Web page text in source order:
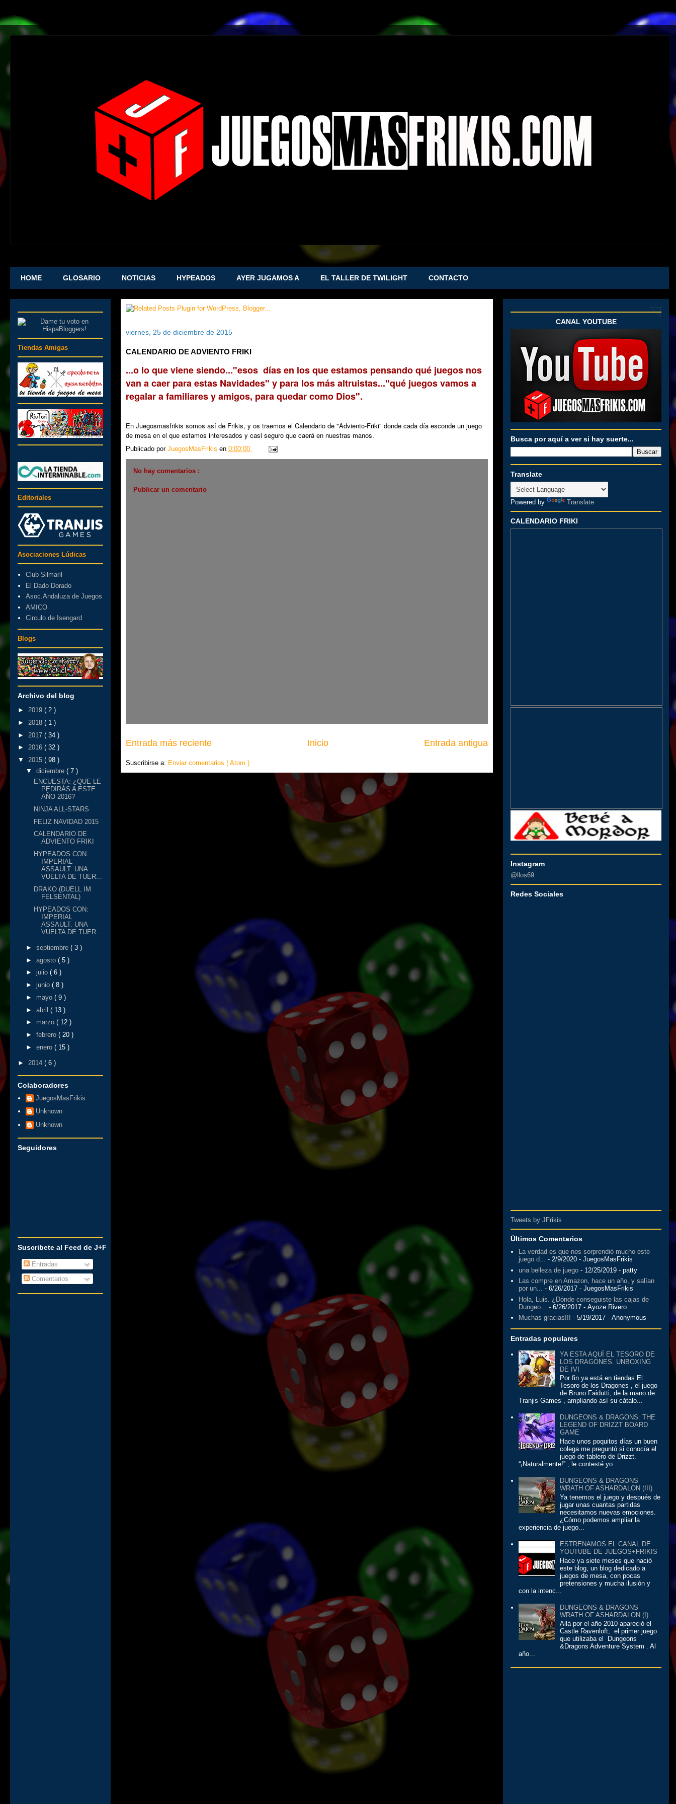
HOME GLOSARIO NOTICIAS HYPEADOS AYER JUGAMOS A EL TALLER DE TWILIGHT CONTACTO
viernes, 25 de diciembre de 2015
CALENDARIO DE ADVIENTO FRIKI
...o lo que viene siendo..."esos días en los que estamos pensando qué juegos nos
van a caer para estas Navidades" y para los más altruistas..."qué juegos vamos a
regalar a familiares y amigos, para quedar como Dios".
En Juegosmasfrikis somos así de Frikis, y os traemos el Calendario de "Adviento-Friki" donde cada día esconde un juego
de mesa en el que estamos interesados y casi seguro que caerá en nuestras manos.
Publicado por JuegosMasFrikis en 0:00:00
No hay comentarios :
Publicar un comentario
Entrada más reciente Entrada antigua
Inicio
Suscribirse a: Enviar comentarios ( Atom )
Tiendas Amigas
Editoriales
Asociaciones Lúdicas
Club Silmaril
El Dado Dorado
Asoc.Andaluza de Juegos
AMICO
Circulo de Isengard
Blogs
Archivo del blog
► 2019 ( 2 )
► 2018 ( 1 )
► 2017 ( 34 )
► 2016 ( 32 )
▼ 2015 ( 98 )
▼ diciembre ( 7 )
ENCUESTA: ¿QUE LE
PEDIRÁS A ESTE
AÑO 2016?
NINJA ALL-STARS
FELIZ NAVIDAD 2015
CALENDARIO DE
ADVIENTO FRIKI
HYPEADOS CON:
IMPERIAL
ASSAULT. UNA
VUELTA DE TUER...
DRAKO (DUELL IM
FELSENTAL)
HYPEADOS CON:
IMPERIAL
ASSAULT. UNA
VUELTA DE TUER...
► septiembre ( 3 )
► agosto ( 5 )
► julio ( 6 )
► junio ( 8 )
► mayo ( 9 )
► abril ( 13 )
► marzo ( 12 )
► febrero ( 20 )
► enero ( 15 )
► 2014 ( 6 )
Colaboradores
JuegosMasFrikis
Unknown
Unknown
Seguidores
Suscribete al Feed de J+F
Entradas
Comentarios
CANAL YOUTUBE
Busca por aquí a ver si hay suerte...
Translate
Powered by Translate
CALENDARIO FRIKI
Instagram
@llos69
Redes Sociales
Tweets by JFrikis
Últimos Comentarios
La verdad es que nos sorprendió mucho este
juego d... - 2/9/2020 - JuegosMasFrikis
una belleza de juego - 12/25/2019 - patty
Las compre en Amazon, hace un año, y salían
por un... - 6/26/2017 - JuegosMasFrikis
Hola, Luis. ¿Dónde conseguiste las cajas de
Dungeo...
- 6/26/2017 - Ayoze Rivero
Muchas gracias!!! - 5/19/2017 - Anonymous
Entradas populares
YA ESTA AQUÍ EL TESORO DE
LOS DRAGONES. UNBOXING
DE IVI
Por fin ya está en tiendas El
Tesoro de los Dragones , el juego
de Bruno Faidutti, de la mano de
Tranjis Games , ampliando así su cátalo...
DUNGEONS & DRAGONS: THE
LEGEND OF DRIZZT BOARD
GAME
Hace unos poquitos días un buen
colega me preguntó si conocía el
juego de tablero de Drizzt.
“¡Naturalmente!” , le contesté yo
DUNGEONS & DRAGONS
WRATH OF ASHARDALON (III)
Ya tenemos el juego y después de
jugar unas cuantas partidas
necesitamos nuevas emociones.
¿Cómo podemos ampliar la
experiencia de juego...
ESTRENAMOS EL CANAL DE
YOUTUBE DE JUEGOS+FRIKIS
Hace ya siete meses que nació
este blog, un blog dedicado a
juegos de mesa, con pocas
pretensiones y mucha ilusión y
con la intenc...
DUNGEONS & DRAGONS
WRATH OF ASHARDALON (I)
Allá por el año 2010 apareció el
Castle Ravenloft, el primer juego
que utilizaba el Dungeons
&Dragons Adventure System . Al
año...